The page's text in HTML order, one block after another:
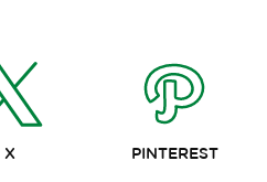
X PINTEREST